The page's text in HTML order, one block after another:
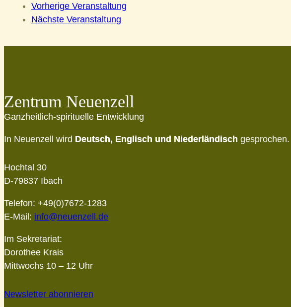
Vorherige Veranstaltung
Nächste Veranstaltung
Zentrum Neuenzell
Ganzheitlich-spirituelle Entwicklung
In Neuenzell wird Deutsch, Englisch und Niederländisch gesprochen.
Hochtal 30
D-79837 Ibach
Telefon: +49(0)7672-1283
E-Mail: info@neuenzell.de
Im Sekretariat:
Dorothee Krais
Mittwochs 10 – 12 Uhr
Newsletter abonnieren